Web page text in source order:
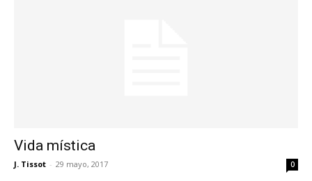
Vida mística
J. Tissot - 29 mayo, 2017 0